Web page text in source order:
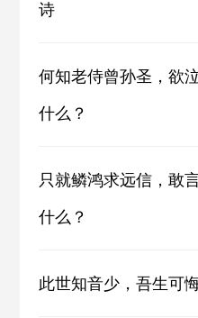
诗
何知老侍曾孙圣，欲
什么？
只就鳞鸿求远信，敢
什么？
此世知音少，吾生可